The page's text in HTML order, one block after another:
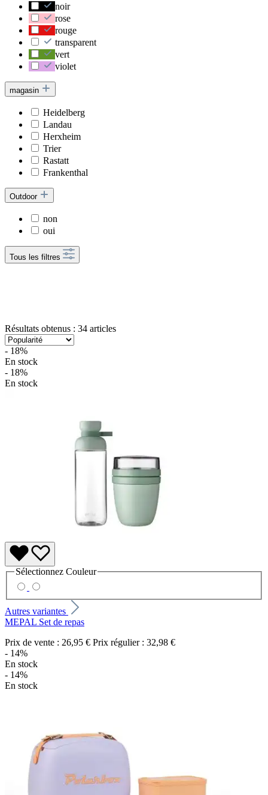
noir
rose
rouge
transparent
vert
violet
magasin
Heidelberg
Landau
Herxheim
Trier
Rastatt
Frankenthal
Outdoor
non
oui
Tous les filtres
Résultats obtenus : 34 articles
- 18%
En stock
- 18%
En stock
Sélectionnez Couleur
Autres variantes
MEPAL Set de repas
Prix de vente : 26,95 € Prix régulier : 32,98 €
- 14%
En stock
- 14%
En stock